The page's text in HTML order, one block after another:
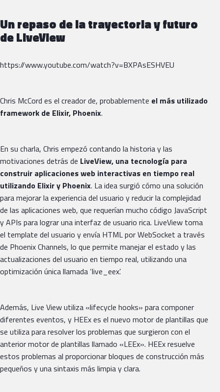
Un repaso de la trayectoria y futuro
de LiveView
https://www.youtube.com/watch?v=BXPAsESHVEU
Chris McCord es el creador de, probablemente el más utilizado
framework de Elixir, Phoenix.
En su charla, Chris empezó contando la historia y las
motivaciones detrás de LiveView, una tecnología para
construir aplicaciones web interactivas en tiempo real
utilizando Elixir y Phoenix. La idea surgió cómo una solución
para mejorar la experiencia del usuario y reducir la complejidad
de las aplicaciones web, que requerían mucho código JavaScript
y APIs para lograr una interfaz de usuario rica. LiveView toma
el template del usuario y envía HTML por WebSocket a través
de Phoenix Channels, lo que permite manejar el estado y las
actualizaciones del usuario en tiempo real, utilizando una
optimización única llamada ‘live_eex’.
Además, Live View utiliza «lifecycle hooks» para componer
diferentes eventos, y HEEx es el nuevo motor de plantillas que
se utiliza para resolver los problemas que surgieron con el
anterior motor de plantillas llamado «LEEx». HEEx resuelve
estos problemas al proporcionar bloques de construcción más
pequeños y una sintaxis más limpia y clara.